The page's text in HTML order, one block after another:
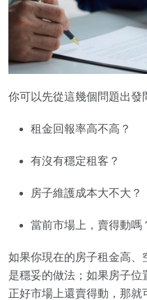
你可以先從這幾個問題出發
租金回報率高不高？
有沒有穩定租客？
房子維護成本大不大？
當前市場上，賣得動嗎
如果你現在的房子租金高、
是穩妥的做法；如果房子位
正好市場上還賣得動，那就